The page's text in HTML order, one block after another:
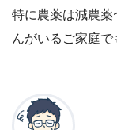
特に農薬は減農薬
んがいるご家庭で